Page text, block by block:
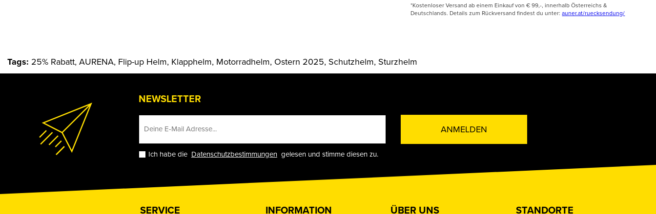
*Kostenloser Versand ab einem Einkauf von € 99,-, innerhalb Österreichs &
Deutschlands. Details zum Rückversand findest du unter:auner.at/ruecksendung/
Tags: 25% Rabatt, AURENA, Flip-up Helm, Klapphelm, Motorradhelm, Ostern 2025, Schutzhelm, Sturzhelm
NEWSLETTER
Ich habe die Datenschutzbestimmungengelesen und stimme diesen zu.
ANMELDEN
SERVICE INFORMATION ÜBER UNS STANDORTE